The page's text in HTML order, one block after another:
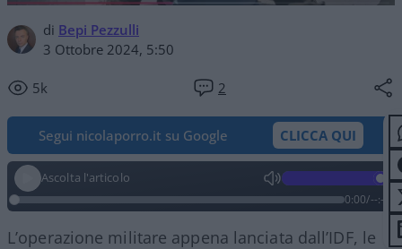
di Bepi Pezzulli
3 Ottobre 2024, 5:50
5k 2
Segui nicolaporro.it su Google CLICCA QUI
Ascolta l'articolo
0:00/--:--
L’operazione militare appena lanciata dall’IDF, le